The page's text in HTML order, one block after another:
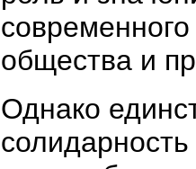
общества и
Однако